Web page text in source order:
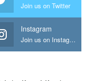
Join us on Twitter
Instagram
Join us on Instagram